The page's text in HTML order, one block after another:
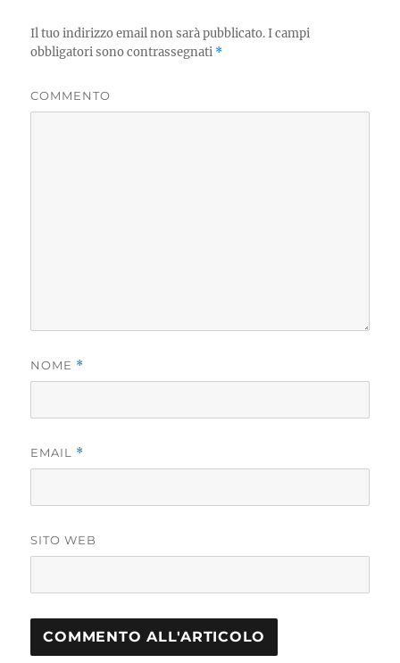
Il tuo indirizzo email non sarà pubblicato.I campi
obbligatori sono contrassegnati *
COMMENTO
NOME *
EMAIL *
SITO WEB